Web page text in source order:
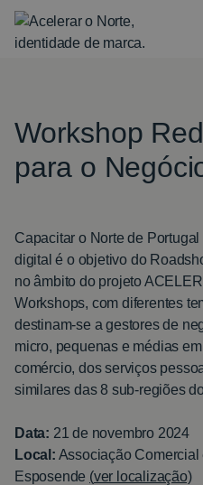
Workshop
para o
Capacitar o Norte de
digital é o objetivo do
no âmbito do projeto
Workshops, com diferentes
destinam-se a gestores de
micro, pequenas e médias
comércio, dos serviços
similares das 8 sub-regiões
Data: 21 de novembro 2024
Local: Associação
Esposende (ver localização)